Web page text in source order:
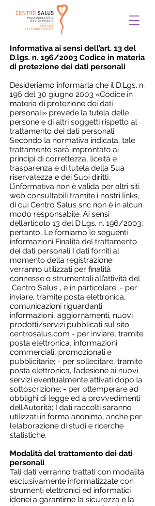
Informativa ai sensi dell’art. 13 del
D.lgs. n. 196/2003 Codice in materia
di protezione dei dati personali
Desideriamo informarla che il D.Lgs. n.
196 del 30 giugno 2003 «Codice in
materia di protezione dei dati
personali» prevede la tutela delle
persone e di altri soggetti rispetto al
trattamento dei dati personali.
Secondo la normativa indicata, tale
trattamento sarà improntato ai
principi di correttezza, liceità e
trasparenza e di tutela della Sua
riservatezza e dei Suoi diritti.
L’informativa non è valida per altri siti
web consultabili tramite i nostri links,
di cui Centro Salus snc non è in alcun
modo responsabile. Ai sensi
dell’articolo 13 del D.Lgs. n. 196/2003,
pertanto, Le forniamo le seguenti
informazioni Finalità del trattamento
dei dati personali I dati forniti al
momento della registrazione
verranno utilizzati per finalità
connesse o strumentali all’attività del
Centro Salus , e in particolare: - per
inviare, tramite posta elettronica,
comunicazioni riguardanti
informazioni, aggiornamenti, nuovi
prodotti/servizi pubblicati sul sito
centrosalus.com - per inviare, tramite
posta elettronica, informazioni
commerciali, promozionali e
pubblicitarie; - per sollecitare, tramite
posta elettronica, l’adesione ai nuovi
servizi eventualmente attivati dopo la
sottoscrizione; - per ottemperare ad
obblighi di legge ed a provvedimenti
dell’Autorità; I dati raccolti saranno
utilizzati in forma anonima, anche per
l’elaborazione di studi e ricerche
statistiche.
Modalità del trattamento dei dati
personali
Tali dati verranno trattati con modalità
esclusivamente informatizzate con
strumenti elettronici ed informatici
idonei a garantirne la sicurezza e la